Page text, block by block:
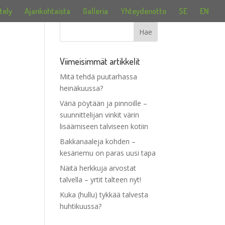
Ajankohtaista Galleria Yhteydenotto SE EN
Viimeisimmät artikkelit
Mitä tehdä puutarhassa
heinäkuussa?
Väriä pöytään ja pinnoille –
suunnittelijan vinkit värin
lisäämiseen talviseen kotiin
Bakkanaaleja kohden –
kesäriemu on paras uusi tapa
Näitä herkkuja arvostat
talvella – yrtit talteen nyt!
Kuka (hullu) tykkää talvesta
huhtikuussa?